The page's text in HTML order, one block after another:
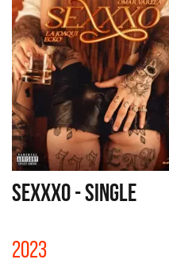
SEXXXO - SINGLE
2023